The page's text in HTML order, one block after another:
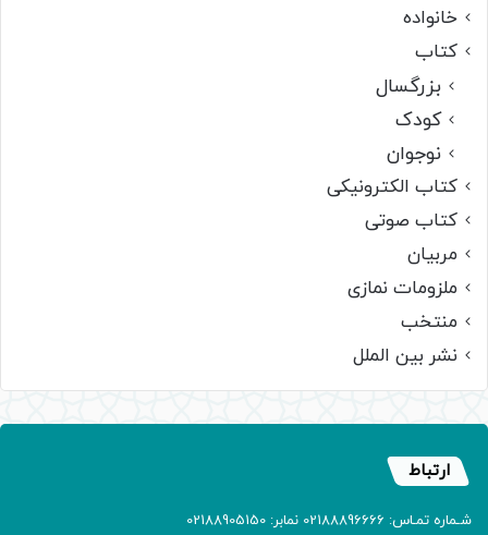
خانواده
کتاب
بزرگسال
کودک
نوجوان
کتاب الکترونیکی
کتاب صوتی
مربیان
ملزومات نمازی
منتخب
نشر بین الملل
ارتباط
شـماره تمـاس: 02188896666 نمابر: 02188905150